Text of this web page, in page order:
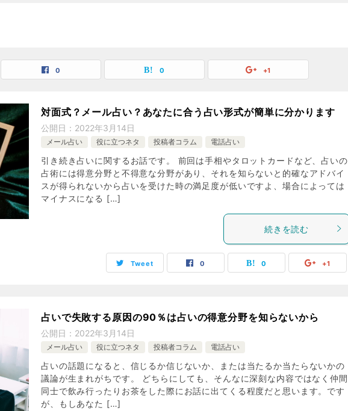
0 0 +1
対面式？メール占い？あなたに合う占い形式が簡単に分かります
公開日： 2022年3月14日
メール占い 役に立つネタ 投稿者コラム 電話占い
引き続き占いに関するお話です。 前回は手相やタロットカードなど、占いの
占術には得意分野と不得意な分野があり、それを知らないと的確なアドバイ
スが得られないから占いを受けた時の満足度が低いですよ、場合によっては
マイナスになる […]
続きを読む
Tweet 0 0 +1
占いで失敗する原因の90％は占いの得意分野を知らないから
公開日： 2022年3月14日
メール占い 役に立つネタ 投稿者コラム 電話占い
占いの話題になると、信じるか信じないか、または当たるか当たらないかの
議論が生まれがちです。 どちらにしても、そんなに深刻な内容ではなく仲間
同士で飲み行ったりお茶をした際にお話に出てくる程度だと思います。です
が、もしあなた […]